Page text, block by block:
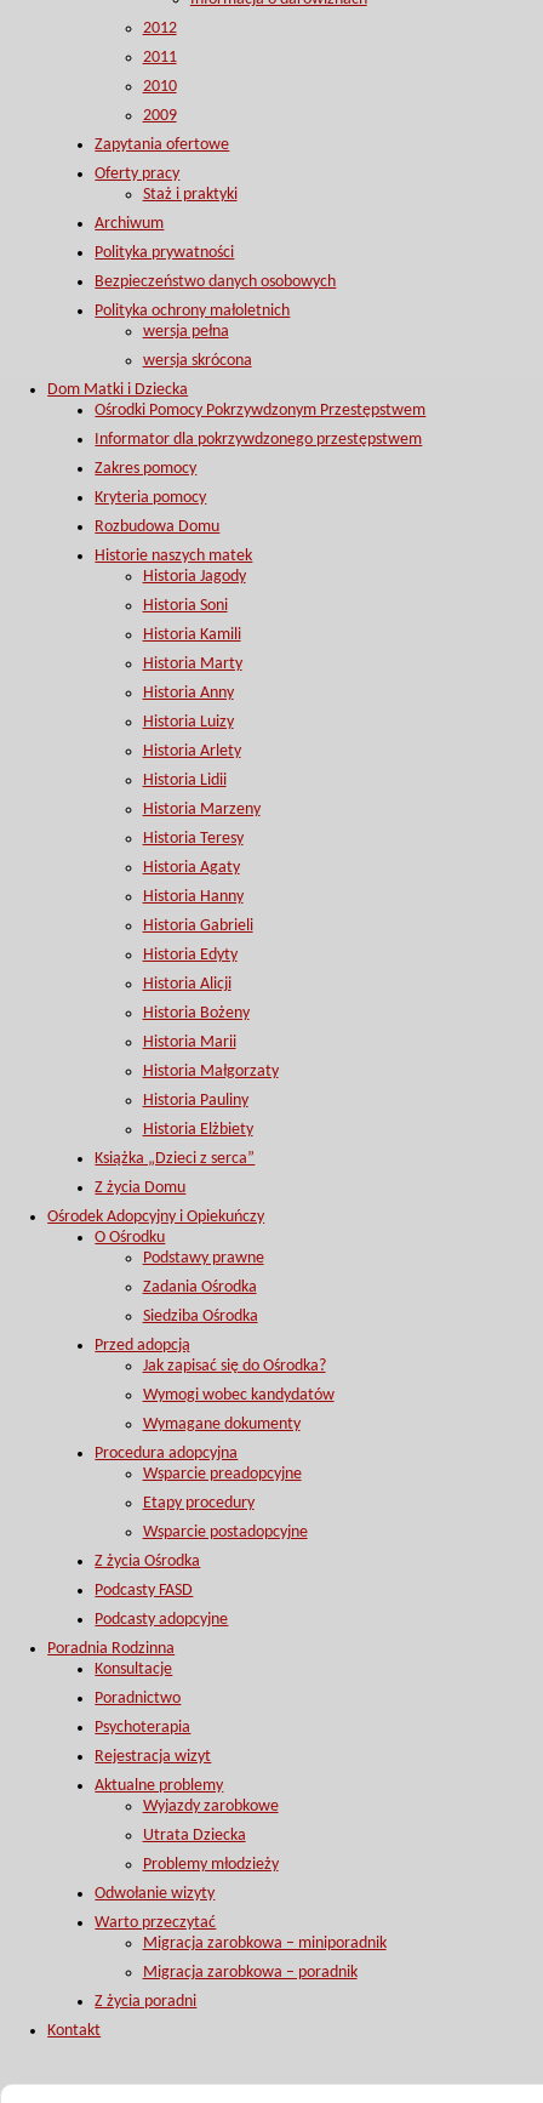
2012
2011
2010
2009
Zapytania ofertowe
Oferty pracy
Staż i praktyki
Archiwum
Polityka prywatności
Bezpieczeństwo danych osobowych
Polityka ochrony małoletnich
wersja pełna
wersja skrócona
Dom Matki i Dziecka
Ośrodki Pomocy Pokrzywdzonym Przestępstwem
Informator dla pokrzywdzonego przestępstwem
Zakres pomocy
Kryteria pomocy
Rozbudowa Domu
Historie naszych matek
Historia Jagody
Historia Soni
Historia Kamili
Historia Marty
Historia Anny
Historia Luizy
Historia Arlety
Historia Lidii
Historia Marzeny
Historia Teresy
Historia Agaty
Historia Hanny
Historia Gabrieli
Historia Edyty
Historia Alicji
Historia Bożeny
Historia Marii
Historia Małgorzaty
Historia Pauliny
Historia Elżbiety
Książka „Dzieci z serca”
Z życia Domu
Ośrodek Adopcyjny i Opiekuńczy
O Ośrodku
Podstawy prawne
Zadania Ośrodka
Siedziba Ośrodka
Przed adopcją
Jak zapisać się do Ośrodka?
Wymogi wobec kandydatów
Wymagane dokumenty
Procedura adopcyjna
Wsparcie preadopcyjne
Etapy procedury
Wsparcie postadopcyjne
Z życia Ośrodka
Podcasty FASD
Podcasty adopcyjne
Poradnia Rodzinna
Konsultacje
Poradnictwo
Psychoterapia
Rejestracja wizyt
Aktualne problemy
Wyjazdy zarobkowe
Utrata Dziecka
Problemy młodzieży
Odwołanie wizyty
Warto przeczytać
Migracja zarobkowa – miniporadnik
Migracja zarobkowa – poradnik
Z życia poradni
Kontakt